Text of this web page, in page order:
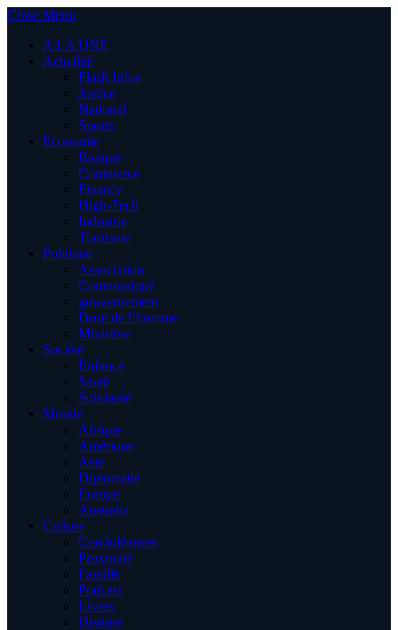
Close Menu
A LA UNE
Actualité
Flash Infos
Justice
National
Sports
Economie
Banque
Commerce
Finance
High-Tech
Industrie
Tourisme
Politique
Association
Communiqué
gouvernement
Droit de l’homme
Ministère
Société
Enfance
Santé
Solidarité
Monde
Afrique
Amérique
Asie
Diplomatie
Europe
Australia
Culture
Condoléances
Proximité
Famille
Podcast
Livres
Histoire